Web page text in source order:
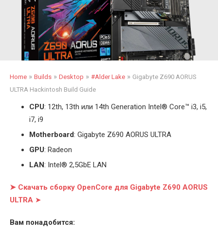
Home » Builds » Desktop » #Alder Lake » Gigabyte Z690 AORUS
ULTRA Hackintosh Build Guide
CPU: 12th, 13th или 14th Generation Intel® Core™ i3, i5,
i7, i9
Motherboard: Gigabyte Z690 AORUS ULTRA
GPU: Radeon
LAN: Intel® 2,5GbE LAN
➤ Скачать сборку OpenCore для Gigabyte Z690 AORUS
ULTRA ➤
Вам понадобится: